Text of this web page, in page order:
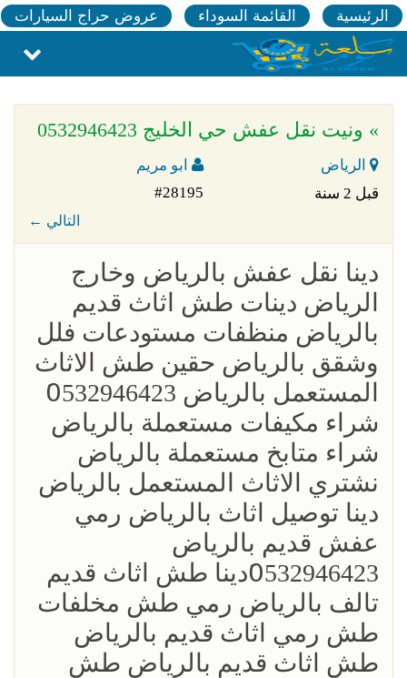
الرئيسية القائمة السوداء عروض حراج السيارات
» ونيت نقل عفش حي الخليج 0532946423
الرياض
ابو مريم
قبل 2 سنة
#28195
← التالي
دينا نقل عفش بالرياض وخارج
الرياض دينات طش اثاث قديم
بالرياض منظفات مستودعات فلل
وشقق بالرياض حقين طش الاثاث
المستعمل بالرياض 0َ532946423
شراء مكيفات مستعملة بالرياض
شراء متابخ مستعملة بالرياض
نشتري الاثاث المستعمل بالرياض
دينا توصيل اثاث بالرياض رمي
عفش قديم بالرياض
0َ532946423دينا طش اثاث قديم
تالف بالرياض رمي طش مخلفات
طش رمي اثاث قديم بالرياض
طش اثاث قديم بالرياض طش